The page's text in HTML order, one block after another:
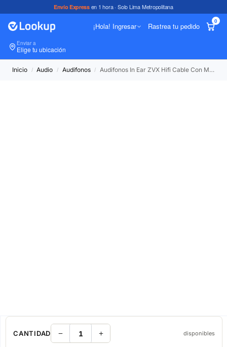
Envío Expressen 1 hora · Solo Lima Metropolitana
¡Hola! Ingresar Rastrea tu pedido
0
Enviar a
Elige tu ubicación
Inicio / Audio / Audifonos / Audifonos In Ear ZVX Hifi Cable Con Micrófono Silver
CANTIDAD disponibles